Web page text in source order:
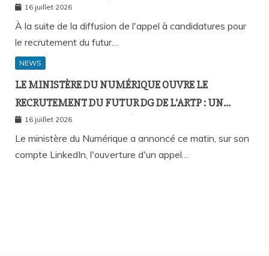
RECOURS À L’APPEL À CANDIDATURES
16 juillet 2026
À la suite de la diffusion de l'appel à candidatures pour
le recrutement du futur…
NEWS
LE MINISTÈRE DU NUMÉRIQUE OUVRE LE
RECRUTEMENT DU FUTUR DG DE L’ARTP : UN
PREMIER PAS VERS LA MÉRITOCRATIE
RÉPUBLICAINE ?
16 juillet 2026
Le ministère du Numérique a annoncé ce matin, sur son
compte LinkedIn, l'ouverture d'un appel…